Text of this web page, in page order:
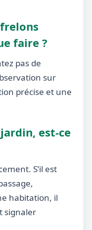
faire ?
pas de
sur
précise et une
est-ce
S’il est
habitation, il
signaler